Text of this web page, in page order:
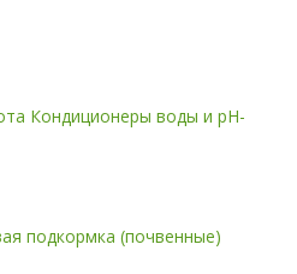
Кондиционеры воды и pH-
подкормка (почвенные)